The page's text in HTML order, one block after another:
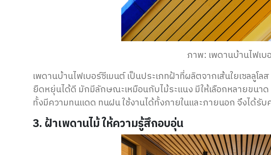
ภาพ: เพดานบ้านไฟเบ
เพดานบ้านไฟเบอร์ซีเมนต์ เป็นประเภทฝ้าที่ผลิตจากเส้นใยเซลลูโ
ยืดหยุ่นได้ดี มักมีลักษณะเหมือนกับไม้ระแนง มีให้เลือกหลายขนา
ทั้งมีความทนแดด ทนฝนใช้งานได้ทั้งภายในและภายนอก จึงได้รั
3. ฝ้าเพดานไม้ ให้ความรู้สึกอบอุ่น